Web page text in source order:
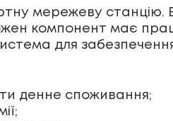
мережеву станцію.
компонент має
для
денне споживання;